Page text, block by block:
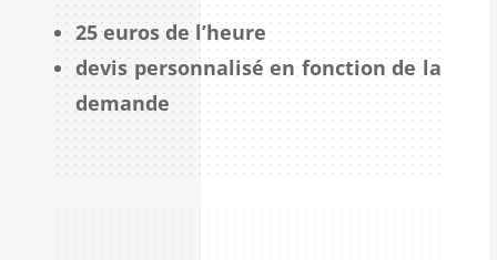
25 euros de l’heure
devis personnalisé en fonction de la
demande